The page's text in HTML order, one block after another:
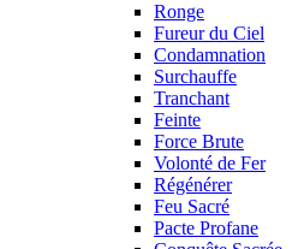
Ronge
Fureur du Ciel
Condamnation
Surchauffe
Tranchant
Feinte
Force Brute
Volonté de Fer
Régénérer
Feu Sacré
Pacte Profane